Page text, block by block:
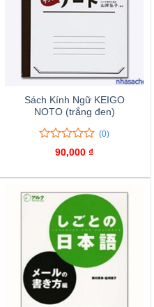
Sách Kính Ngữ KEIGO
NOTO (trắng đen)
giá
(0)
90,000 ₫